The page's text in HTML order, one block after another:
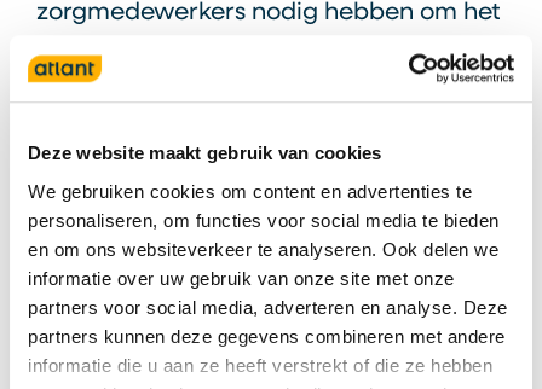
Deze website maakt gebruik van cookies
We gebruiken cookies om content en advertenties te
personaliseren, om functies voor social media te bieden
en om ons websiteverkeer te analyseren. Ook delen we
informatie over uw gebruik van onze site met onze
partners voor social media, adverteren en analyse. Deze
partners kunnen deze gegevens combineren met andere
informatie die u aan ze heeft verstrekt of die ze hebben
zorgmedewerkers nodig hebben om het
werken volgens een eenduidige
benadering te optimaliseren.
Contactpersoon:Gido van de Spreng,
HBO Social Work i.o.,
g.van.der.spreng@atlant.nl
Samenwerking extern en tijdspad:Dit
studentonderzoek werd in 2023
uitgevoerd in opdracht van Atlant in